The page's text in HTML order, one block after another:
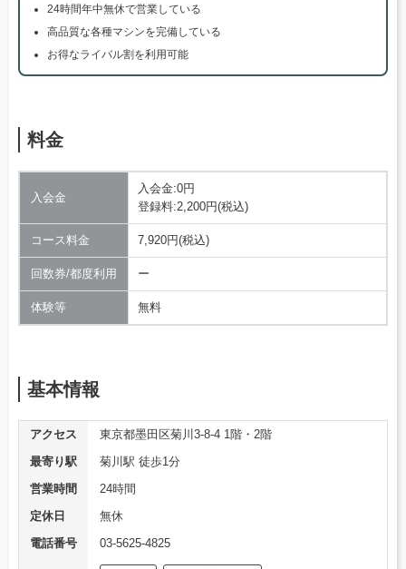
24時間年中無休で営業している
高品質な各種マシンを完備している
お得なライバル割を利用可能
料金
入会金
入会金:0円
登録料:2,200円(税込)
コース料金 7,920円(税込)
回数券/都度利用 ー
体験等 無料
基本情報
アクセス
東京都墨田区菊川3-8-4 1階・2階
最寄り駅
菊川駅 徒歩1分
営業時間
24時間
定休日
無休
電話番号
03-5625-4825